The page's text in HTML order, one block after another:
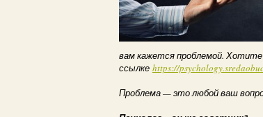
вам кажется проблемой.
ссылке https://
Проблема — это любой ваш